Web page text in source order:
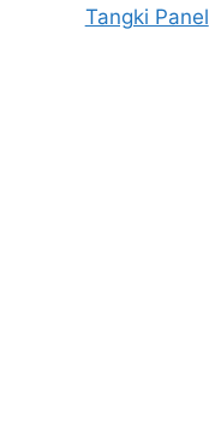
Tangki Panel